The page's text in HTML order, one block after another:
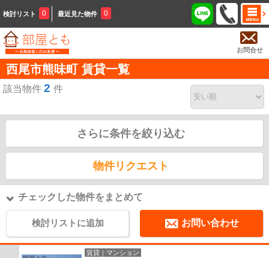
検討リスト 0 最近見た物件 0
お問合せ
西尾市熊味町 賃貸一覧
該当物件 2 件
さらに条件を絞り込む
物件リクエスト
チェックした物件をまとめて
検討リストに追加 お問い合わせ
賃貸｜マンション